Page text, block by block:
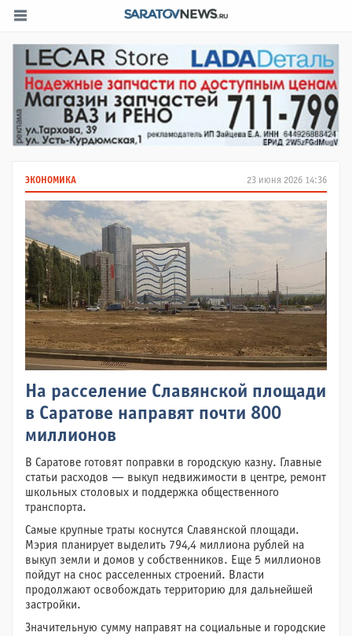
23 июня 2026 14:36
ЭКОНОМИКА
На расселение Славянской площади
в Саратове направят почти 800
миллионов
В Саратове готовят поправки в городскую казну. Главные
статьи расходов — выкуп недвижимости в центре, ремонт
школьных столовых и поддержка общественного
транспорта.
Самые крупные траты коснутся Славянской площади.
Мэрия планирует выделить 794,4 миллиона рублей на
выкуп земли и домов у собственников. Еще 5 миллионов
пойдут на снос расселенных строений. Власти
продолжают освобождать территорию для дальнейшей
застройки.
Значительную сумму направят на социальные и городские